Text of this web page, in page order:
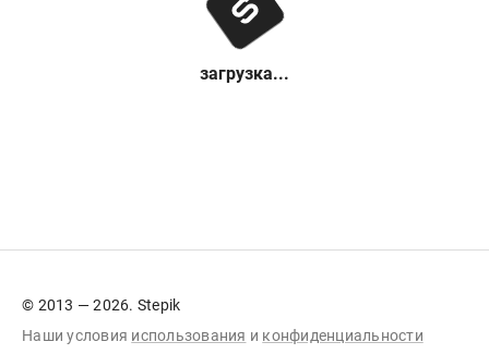
загрузка...
© 2013 — 2026. Stepik
Наши условия использования и конфиденциальности